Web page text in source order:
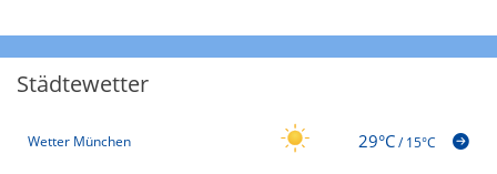
Städtewetter
Wetter München 29°C/15°C